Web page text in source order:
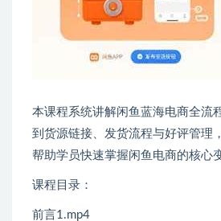
本课程系统讲解闲鱼蓝海电商全流
到货源链接、发货流程与好评管理
帮助学员快速掌握闲鱼电商的核心
课程目录：
前言1.mp4